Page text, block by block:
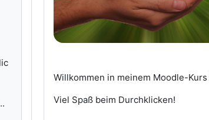
Willkommen in meinem Moodle-
Viel Spaß beim Durchklicken!